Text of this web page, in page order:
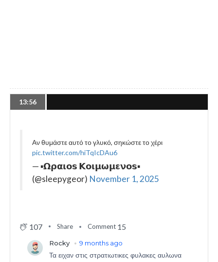
13:56
Αν θυμάστε αυτό το γλυκό, σηκώστε το χέρι
pic.twitter.com/hiTqIcDAu6
— ▪️𝝮𝞀𝝰𝝸𝝾𝘀 𝝟𝝾𝝸𝝻𝞈𝝻𝝴𝝼𝝾𝘀▪️
(@sleepygeor) November 1, 2025
107 Share Comment 15